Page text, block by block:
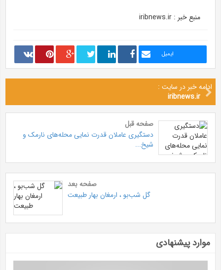
منبع خبر : iribnews.ir
ایمیل
ادامه خبر در سایت :
iribnews.ir
صفحه قبل
دستگیری عاملان قدرت نمایی محله‌های نارمک و
شیخ...
صفحه بعد
گل شب‌بو ، ارمغان بهار طبیعت
موارد پیشنهادی